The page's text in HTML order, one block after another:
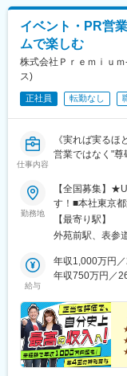
イベント・PR営
ムで楽しむ
株式会社Ｐｒｅｍｉｕ
ス)
正社員 転勤なし
仕事内容
《実れば実る
営業ではなく"尊
勤務地
【全国募集】
す！■本社東京
なし※本社に出
◎■勤務地・全国
勤務候補地：北
県、福島県、茨
県、岐阜県、静
府、兵庫県、奈
県、山口県、徳
県、長崎県、熊
【最寄り駅】
外苑前駅、表参
給与
年収1,000万円
年収750万円／